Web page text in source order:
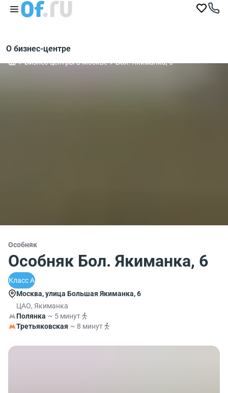
О бизнес-центре
Бизнес-центры в Москве Бол. Якиманка, 6
Особняк
Особняк Бол. Якиманка, 6
Класс A
Москва, улица Большая Якиманка, 6
ЦАО, Якиманка
Полянка ~ 5 минут
Третьяковская ~ 8 минут